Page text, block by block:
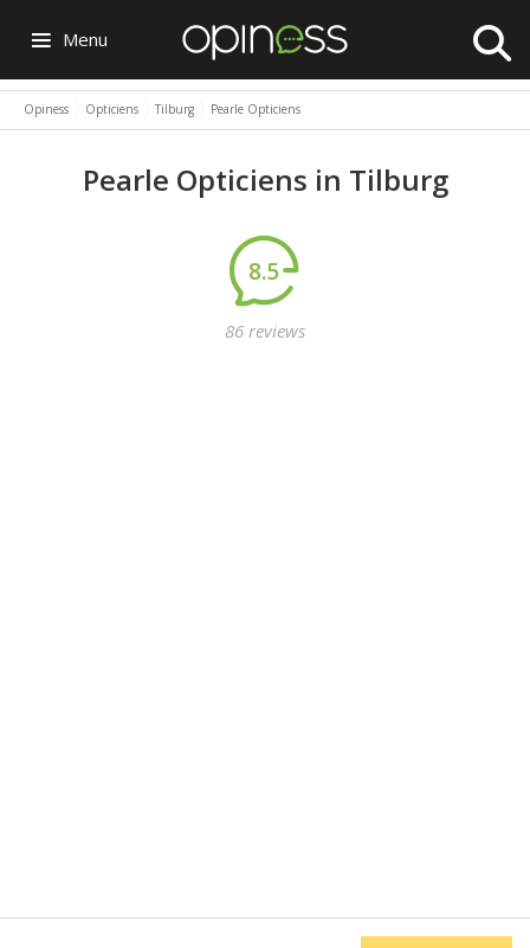
Menu
Opiness Opticiens Tilburg Pearle Opticiens
Pearle Opticiens in Tilburg
8.5
86 reviews